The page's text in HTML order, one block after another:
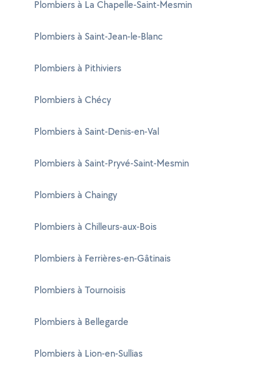
Plombiers à La Chapelle-Saint-Mesmin
Plombiers à Saint-Jean-le-Blanc
Plombiers à Pithiviers
Plombiers à Chécy
Plombiers à Saint-Denis-en-Val
Plombiers à Saint-Pryvé-Saint-Mesmin
Plombiers à Chaingy
Plombiers à Chilleurs-aux-Bois
Plombiers à Ferrières-en-Gâtinais
Plombiers à Tournoisis
Plombiers à Bellegarde
Plombiers à Lion-en-Sullias